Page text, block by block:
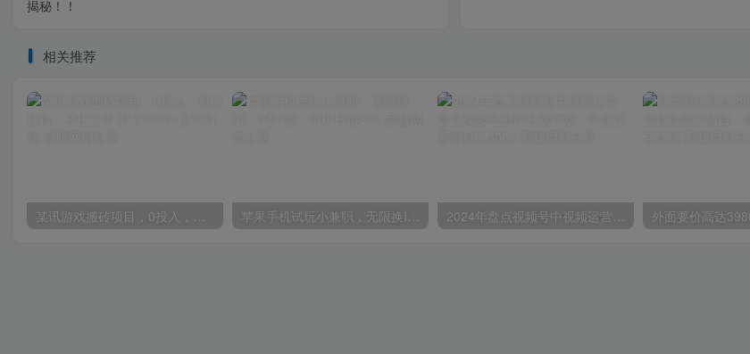
揭秘！！
相关推荐
某讯游戏搬砖项目，0投入，可以挂机，轻松上手,月入3000+上不封顶 苹果手机试玩小兼职，无限换ID，0本0撸，单机日撸30+ 2024年盘点视频号中视频运营，盘点视频号创作分成计划，快速过原创日入300+